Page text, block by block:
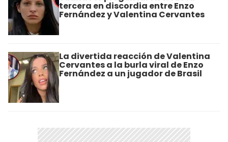
tercera en discordia entre Enzo
Fernández y Valentina Cervantes
La divertida reacción de Valentina
Cervantes a la burla viral de Enzo
Fernández a un jugador de Brasil